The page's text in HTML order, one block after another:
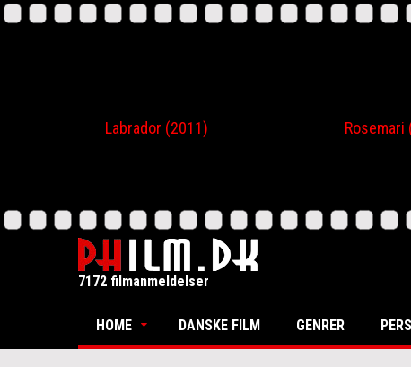
Labrador (2011) Rosemari
7172 filmanmeldelser
HOME DANSKE FILM GENRER